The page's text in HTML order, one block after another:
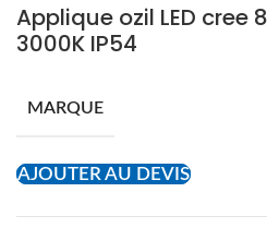
Applique ozil LED cree
3000K IP54
MARQUE
AJOUTER AU DEVIS